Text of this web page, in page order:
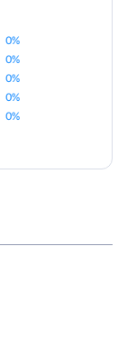
0%
0%
0%
0%
0%